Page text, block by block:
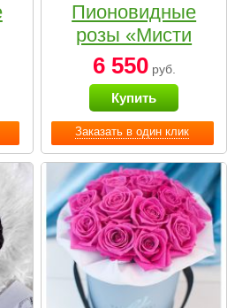
Заказать в один клик
Пионовидные
розы «Мисти
бабблс» в
черной коробке
Small
6 550руб.
Купить